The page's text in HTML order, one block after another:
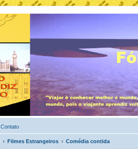
Contato
Filmes Estrangeiros Comédia contida